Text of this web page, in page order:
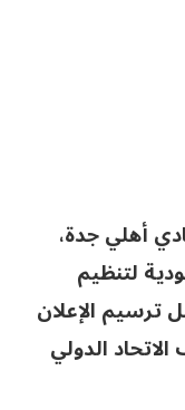
أهلي جدة،
لتنظيم
وذلك قبل ترسيم الإعلان
الدولي